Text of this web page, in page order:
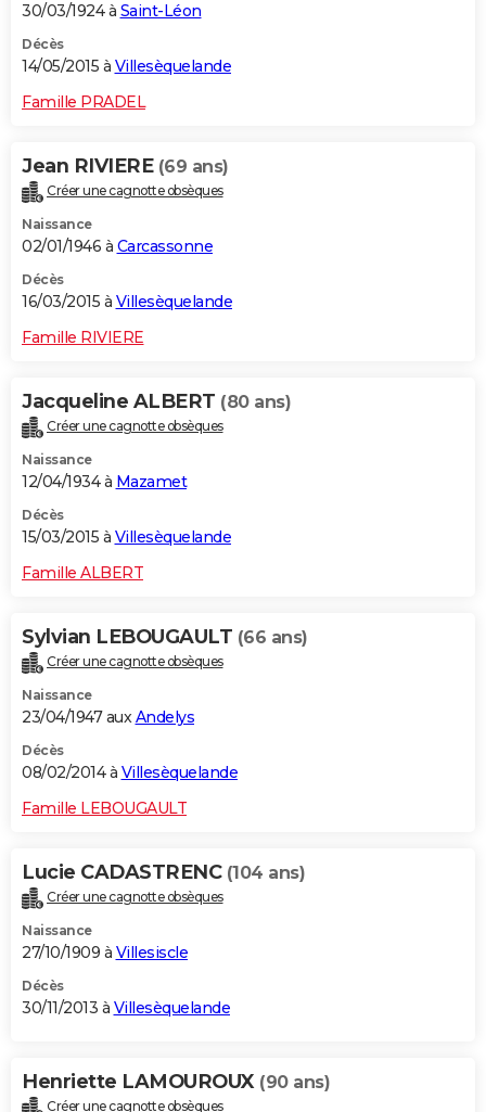
30/03/1924 à Saint-Léon
Décès
14/05/2015 à Villesèquelande
Famille PRADEL
Jean RIVIERE (69 ans)
Créer une cagnotte obsèques
Naissance
02/01/1946 à Carcassonne
Décès
16/03/2015 à Villesèquelande
Famille RIVIERE
Jacqueline ALBERT (80 ans)
Créer une cagnotte obsèques
Naissance
12/04/1934 à Mazamet
Décès
15/03/2015 à Villesèquelande
Famille ALBERT
Sylvian LEBOUGAULT (66 ans)
Créer une cagnotte obsèques
Naissance
23/04/1947 auxAndelys
Décès
08/02/2014 à Villesèquelande
Famille LEBOUGAULT
Lucie CADASTRENC (104 ans)
Créer une cagnotte obsèques
Naissance
27/10/1909 à Villesiscle
Décès
30/11/2013 à Villesèquelande
Henriette LAMOUROUX (90 ans)
Créer une cagnotte obsèques